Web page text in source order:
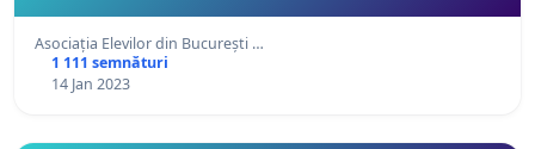
Asociația Elevilor din București …
1 111 semnături
14 Jan 2023